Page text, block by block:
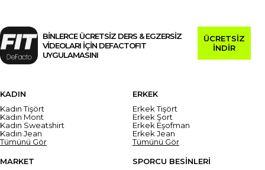
BİNLERCE ÜCRETSİZ DERS & EGZERSİZ
VİDEOLARI İÇİN DEFACTOFIT
UYGULAMASINI
ÜCRETSİZ
İNDİR
KADIN
Kadın Tişört
Kadın Mont
Kadın Sweatshirt
Kadın Jean
Tümünü Gör
ERKEK
Erkek Tişört
Erkek Şort
Erkek Eşofman
Erkek Jean
Tümünü Gör
MARKET
SPORCU BESİNLERİ